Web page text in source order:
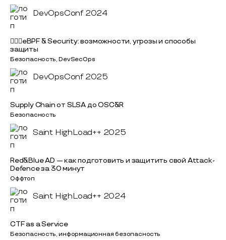
DevOpsConf 2024
🏋🏻‍♂️eBPF & Security: возможности, угрозы и способы
защиты
Безопасность, DevSecOps
DevOpsConf 2025
Supply Chain от SLSA до OSC&R
Безопасность
Saint HighLoad++ 2025
Red&Blue AD — как подготовить и защитить свой Attack-
Defence за 30 минут
Оффтоп
Saint HighLoad++ 2024
CTF as a Service
Безопасность, информационная безопасность